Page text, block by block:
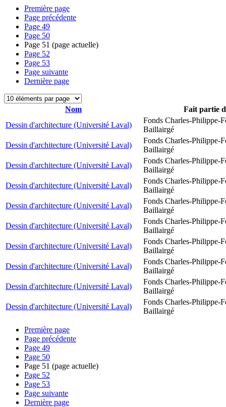
Première page
Page précédente
Page 49
Page 50
Page 51 (page actuelle)
Page 52
Page 53
Page suivante
Dernière page
Nom
Fait partie
Dessin d'architecture (Université Laval)
Fonds Charles-Philippe-
Baillairgé
Dessin d'architecture (Université Laval)
Fonds Charles-Philippe-
Baillairgé
Dessin d'architecture (Université Laval)
Fonds Charles-Philippe-
Baillairgé
Dessin d'architecture (Université Laval)
Fonds Charles-Philippe-
Baillairgé
Dessin d'architecture (Université Laval)
Fonds Charles-Philippe-
Baillairgé
Dessin d'architecture (Université Laval)
Fonds Charles-Philippe-
Baillairgé
Dessin d'architecture (Université Laval)
Fonds Charles-Philippe-
Baillairgé
Dessin d'architecture (Université Laval)
Fonds Charles-Philippe-
Baillairgé
Dessin d'architecture (Université Laval)
Fonds Charles-Philippe-
Baillairgé
Dessin d'architecture (Université Laval)
Fonds Charles-Philippe-
Baillairgé
Première page
Page précédente
Page 49
Page 50
Page 51 (page actuelle)
Page 52
Page 53
Page suivante
Dernière page